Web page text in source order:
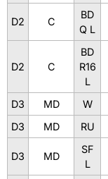
D2 C
BD
Q L
D2 C
BD
R16
L
D3 MD W
D3
MD RU
D3 MD
SF
L